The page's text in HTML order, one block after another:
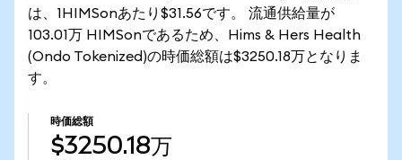
は、1HIMSonあたり$31.56です。 流通供給量が
103.01万 HIMSonであるため、Hims & Hers Health
(Ondo Tokenized)の時価総額は$3250.18万となりま
す。
時価総額
$3250.18万